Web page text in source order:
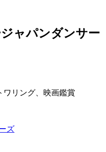
ャパンダンサー
リング、映画鑑賞
ズ